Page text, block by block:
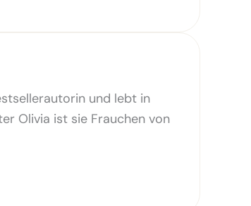
und lebt in
Olivia ist sie Frauchen von